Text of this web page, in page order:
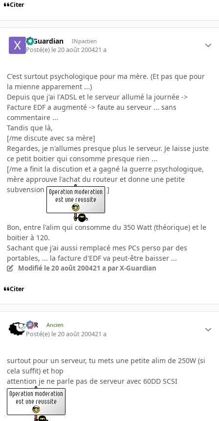
Citer
X-Guardian INpactien
Posté(e) le 20 août 200421 a
C'est surtout psychologique pour ma mère. (Et pas que pour
la mienne apparement ...)
Depuis que j'ai l'ADSL et le serveur allumé la journée ->
Facture EDF a augmenté -> faute au serveur ... sans
commentaire ...
Tandis que là,
[/me discute avec sa mère]
Regardes, je n'allumes presque plus le serveur. Je laisse juste
ce petit boitier qui consomme presque rien ...
[/me a finit la discution et a gagné la guerre psychologique,
mère approuve l'achat du routeur et donne une petite
subvension
]
Bon, entre l'alim qui consomme du 350 Watt (théorique) et le
boitier à 120.
Sachant que j'ai aussi remplacé mes PCs perso par des
portables, ... la facture d'EDF va peut-être baisser ...
Modifié le 20 août 200421 a par X-Guardian
Citer
KzR Ancien
Posté(e) le 20 août 200421 a
surtout pour un serveur, tu mets une petite alim de 250W (si
cela suffit) et hop
attention je ne parle pas de serveur avec 60DD SCSI